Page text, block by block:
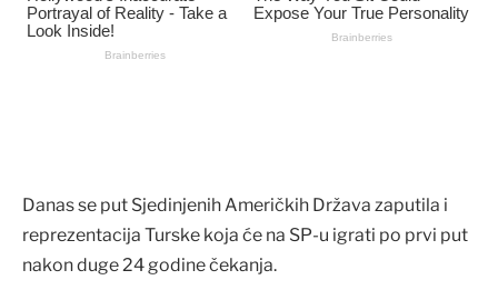
Danas se put Sjedinjenih Američkih Država zaputila i
reprezentacija Turske koja će na SP-u igrati po prvi put
nakon duge 24 godine čekanja.